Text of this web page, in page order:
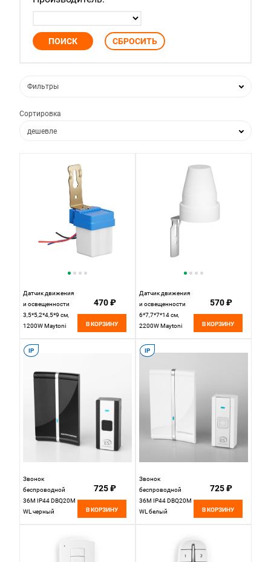
Фильтры
Сортировка
дешевле
по популярности
Датчик движения
и освещенности
3,5*5,2*4,5*9 см,
1200W Maytoni
белый
470 ₽
В КОРЗИНУ
Датчик движения
и освещенности
6*7,7*7*14 см,
2200W Maytoni
белый
570 ₽
В КОРЗИНУ
IP
Звонок
беспроводной
36M IP44 DBQ20M
WL черный
725 ₽
В КОРЗИНУ
IP
Звонок
беспроводной
36M IP44 DBQ20M
WL белый
725 ₽
В КОРЗИНУ